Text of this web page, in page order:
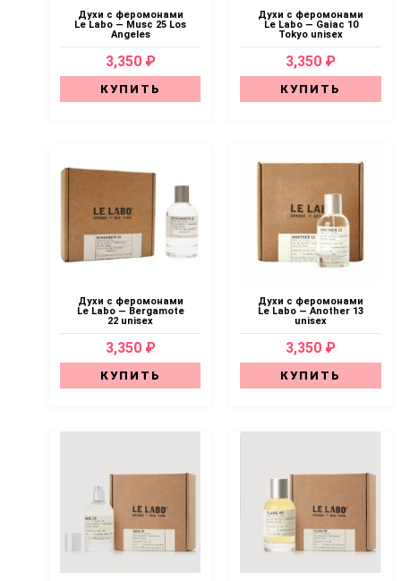
Духи с феромонами
Le Labo — Musc 25 Los
Angeles
3,350 ₽
КУПИТЬ
Духи с феромонами
Le Labo — Gaiac 10
Tokyo unisex
3,350 ₽
КУПИТЬ
Духи с феромонами
Le Labo — Bergamote
22 unisex
3,350 ₽
КУПИТЬ
Духи с феромонами
Le Labo — Another 13
unisex
3,350 ₽
КУПИТЬ